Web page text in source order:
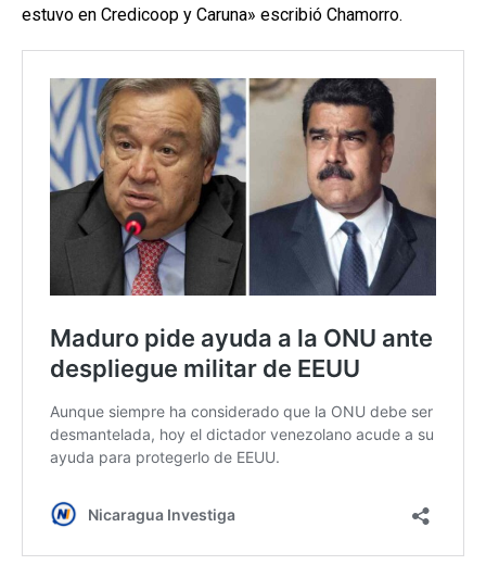
estuvo en Credicoop y Caruna» escribió Chamorro.